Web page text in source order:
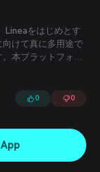
Lineaをはじめとす
けて真に多用途で
本プラットフォー
能なNFTを幅広く
ることを保証しま
0 0